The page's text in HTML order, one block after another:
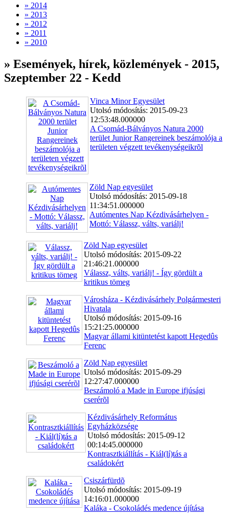
» 2014
» 2013
» 2012
» 2011
» 2010
» Események, hírek, közlemények - 2015,
Szeptember 22 - Kedd
Vinca Minor Egyesület
Utolsó módosítás: 2015-09-23
12:53:48.000000
A Csomád-Bálványos Natura 2000
terület Junior Rangereinek beszámolója a
területen végzett tevékenységeikrõl
Zöld Nap egyesület
Utolsó módosítás: 2015-09-18
11:34:51.000000
Autómentes Nap Kézdivásárhelyen -
Mottó: Válassz, válts, variálj!
Zöld Nap egyesület
Utolsó módosítás: 2015-09-22
21:46:21.000000
Válassz, válts, variálj! - Így gördült a
kritikus tömeg
Városháza - Kézdivásárhely Polgármesteri
Hivatala
Utolsó módosítás: 2015-09-16
15:21:25.000000
Magyar állami kitüntetést kapott Hegedûs
Ferenc
Zöld Nap egyesület
Utolsó módosítás: 2015-09-29
12:27:47.000000
Beszámoló a Made in Europe ifjúsági
cserérõl
Kézdivásárhely Református
Egyházközsége
Utolsó módosítás: 2015-09-12
00:14:45.000000
Kontrasztkiállítás - Kiál(lí)tás a
családokért
Csiszárfürdõ
Utolsó módosítás: 2015-09-19
14:16:01.000000
Kaláka - Csokoládés medence újítása